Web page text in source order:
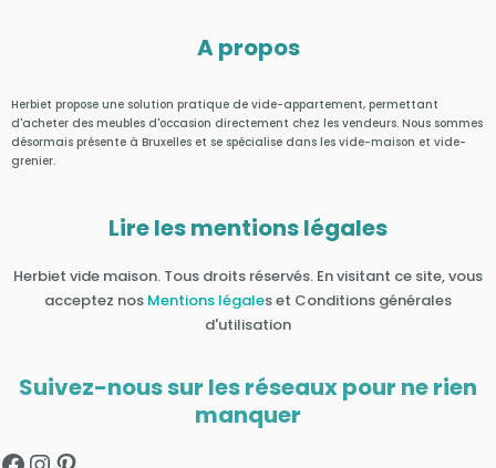
A propos
Herbiet propose une solution pratique de vide-appartement, permettant
d'acheter des meubles d'occasion directement chez les vendeurs. Nous sommes
désormais présente à Bruxelles et se spécialise dans les vide-maison et vide-
grenier.
Lire les mentions légales
Herbiet vide maison. Tous droits réservés. En visitant ce site, vous
acceptez nos Mentions légales et Conditions générales
d'utilisation
Suivez-nous sur les réseaux pour ne rien
manquer
Facebook
Instagram
Pinterest